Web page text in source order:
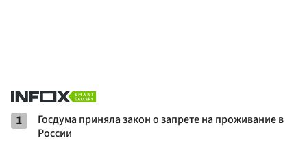
1
Госдума приняла закон о запрете на проживание в
России